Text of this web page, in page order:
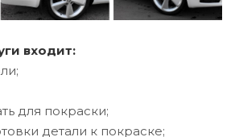
входит:
для покраски;
детали к покраске;